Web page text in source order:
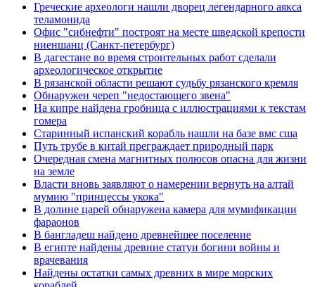
Греческие археологи нашли дворец легендарного аякса
теламонида
Офис "сибнефти" построят на месте шведской крепости
ниеншанц (Санкт-петербург)
В дагестане во время строительных работ сделали
археологическое открытие
В рязанской области решают судьбу рязанского кремля
Обнаружен череп "недостающего звена"
На кипре найдена гробница с иллюстрациями к текстам
гомера
Старинный испанский корабль нашли на базе вмс сша
Путь трубе в китай преграждает природный парк
Очередная смена магнитных полюсов опасна для жизни
на земле
Власти вновь заявляют о намерении вернуть на алтай
мумию "принцессы укока"
В долине царей обнаружена камера для мумификации
фараонов
В бангладеш найдено древнейшее поселение
В египте найдены древние статуи богини войны и
врачевания
Найдены остатки самых древних в мире морских